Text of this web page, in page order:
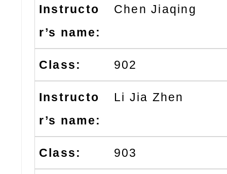
Chen Jiaqing
902
Li Jia Zhen
903